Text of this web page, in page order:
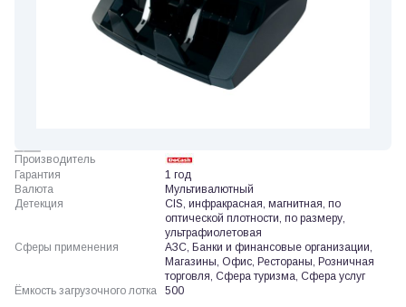
Производитель
Гарантия
1 год
Валюта
Мультивалютный
Детекция
CIS, инфракрасная, магнитная, по
оптической плотности, по размеру,
ультрафиолетовая
Сферы применения
АЗС, Банки и финансовые организации,
Магазины, Офис, Рестораны, Розничная
торговля, Сфера туризма, Сфера услуг
Ёмкость загрузочного лотка
500